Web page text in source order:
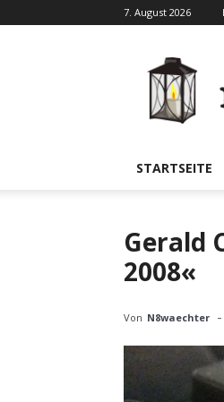
7. August 2026
STARTSEITE
Gerald
2008«
Von N8waechter -